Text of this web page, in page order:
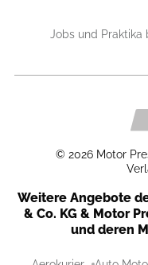
Jobs und Praktika
© 2026 Motor
Weitere Angebote
& Co. KG & Motor
und deren